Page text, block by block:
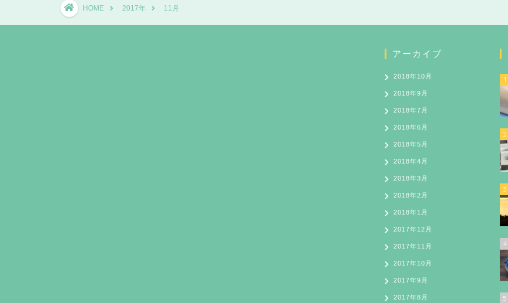
HOME 2017年 11月
アーカイブ
2018年10月
2018年9月
2018年7月
2018年6月
2018年5月
2018年4月
2018年3月
2018年2月
2018年1月
2017年12月
2017年11月
2017年10月
2017年9月
2017年8月
1
2
3
4
5